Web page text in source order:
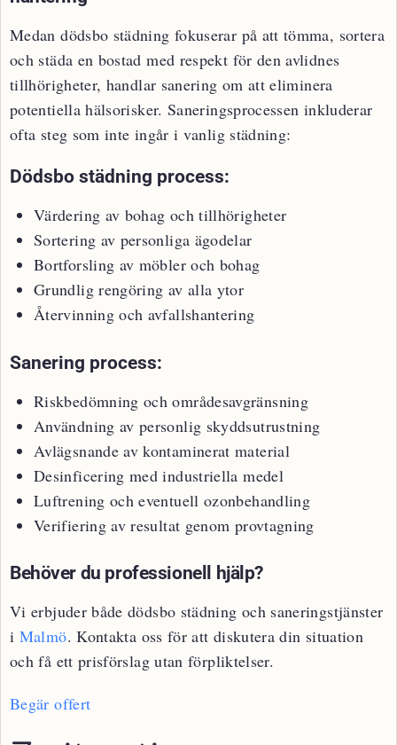
Medan dödsbo städning fokuserar på att tömma, sortera
och städa en bostad med respekt för den avlidnes
tillhörigheter, handlar sanering om att eliminera
potentiella hälsorisker. Saneringsprocessen inkluderar
ofta steg som inte ingår i vanlig städning:
Dödsbo städning process:
Värdering av bohag och tillhörigheter
Sortering av personliga ägodelar
Bortforsling av möbler och bohag
Grundlig rengöring av alla ytor
Återvinning och avfallshantering
Sanering process:
Riskbedömning och områdesavgränsning
Användning av personlig skyddsutrustning
Avlägsnande av kontaminerat material
Desinficering med industriella medel
Luftrening och eventuell ozonbehandling
Verifiering av resultat genom provtagning
Behöver du professionell hjälp?
Vi erbjuder både dödsbo städning och saneringstjänster
i Malmö. Kontakta oss för att diskutera din situation
och få ett prisförslag utan förpliktelser.
Begär offert